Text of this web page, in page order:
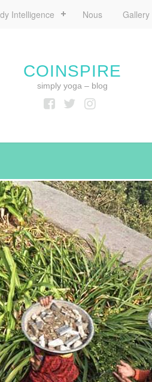
Intelligence Nous Gallery
COINSPIRE
simply yoga – blog